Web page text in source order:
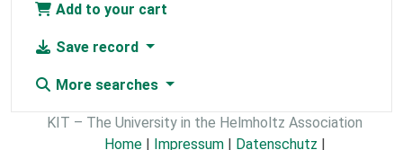
Add to your cart
Save record
More searches
KIT – The University in the Helmholtz Association
Home | Impressum | Datenschutz |